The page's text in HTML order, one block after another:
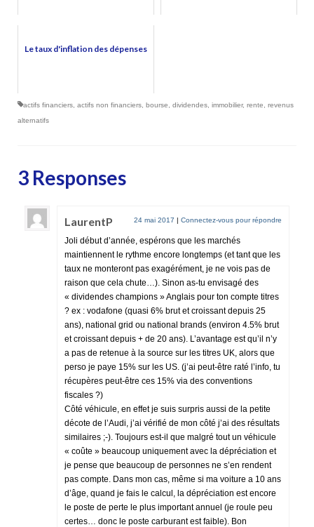
Le taux d'inflation des dépenses
actifs financiers actifs non financiers bourse dividendes immobilier, rente
revenus
alternatifs
3 Responses
LaurentP 24 mai 2017 | Connectez-vous pour répondre
Joli début d’année, espérons que les marchés
maintiennent le rythme encore longtemps (et tant que les
taux ne monteront pas exagérément, je ne vois pas de
raison que cela chute…). Sinon as-tu envisagé des
« dividendes champions » Anglais pour ton compte titres
? ex : vodafone (quasi 6% brut et croissant depuis 25
ans), national grid ou national brands (environ 4.5% brut
et croissant depuis + de 20 ans). L’avantage est qu’il n’y
a pas de retenue à la source sur les titres UK, alors que
perso je paye 15% sur les US. (j’ai peut-être raté l’info, tu
récupères peut-être ces 15% via des conventions
fiscales ?)
Côté véhicule, en effet je suis surpris aussi de la petite
décote de l’Audi, j’ai vérifié de mon côté j’ai des résultats
similaires ;-). Toujours est-il que malgré tout un véhicule
« coûte » beaucoup uniquement avec la dépréciation et
je pense que beaucoup de personnes ne s’en rendent
pas compte. Dans mon cas, même si ma voiture a 10 ans
d’âge, quand je fais le calcul, la dépréciation est encore
le poste de perte le plus important annuel (je roule peu
certes… donc le poste carburant est faible). Bon